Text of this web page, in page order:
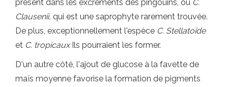
présent dans les excréments des pingouins, ou C.
Clausenii, qui est une saprophyte rarement trouvée.
De plus, exceptionnellement l'espèce C. Stellatoïde
et C. tropicauxIls pourraient les former.
D'un autre côté, l'ajout de glucose à la favette de
maïs moyenne favorise la formation de pigments